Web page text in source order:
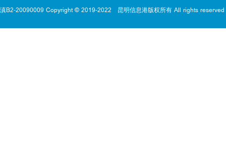
滇B2-20090009 Copyright © 2019-2022 昆明信息港版权所有 All rights reserved